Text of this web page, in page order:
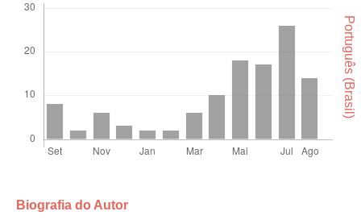
Biografia do Autor
Português (Brasil)